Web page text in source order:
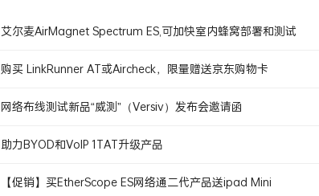
艾尔麦AirMagnet Spectrum ES,可加快室内蜂窝部署和测试
购买 LinkRunner AT或Aircheck，限量赠送京东购物卡
网络布线测试新品“威测”（Versiv）发布会邀请函
助力BYOD和VoIP 1TAT升级产品
【促销】买EtherScope ES网络通二代产品送ipad Mini